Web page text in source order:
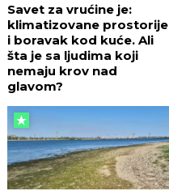
Savet za vrućine je:
klimatizovane prostorije
i boravak kod kuće. Ali
šta je sa ljudima koji
nemaju krov nad
glavom?